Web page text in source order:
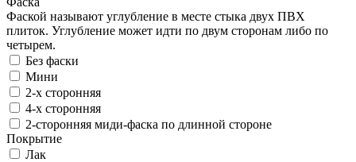
Фаской называют углубление в месте стыка двух ПВХ
плиток. Углубление может идти по двум сторонам либо по
четырем.
Без фаски
Мини
2-х сторонняя
4-х сторонняя
2-сторонняя миди-фаска по длинной стороне
Покрытие
Лак